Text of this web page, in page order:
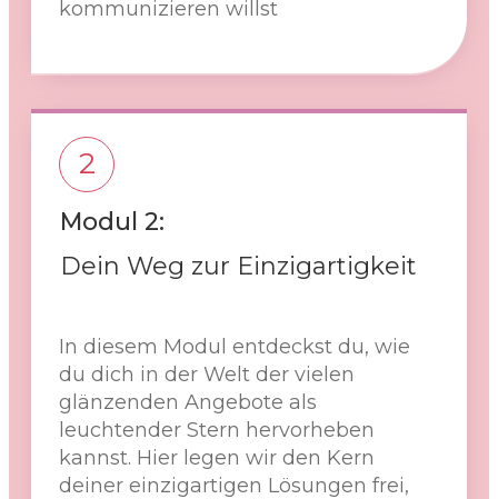
kommunizieren willst
2
Modul 2:
Dein Weg zur Einzigartigkeit
In diesem Modul entdeckst du, wie
du dich in der Welt der vielen
glänzenden Angebote als
leuchtender Stern hervorheben
kannst. Hier legen wir den Kern
deiner einzigartigen Lösungen frei,